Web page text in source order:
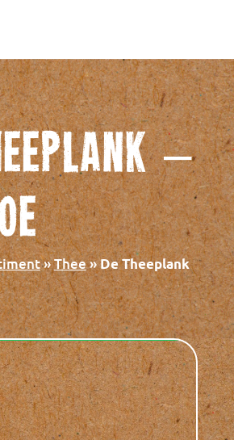
–
»Thee»De Theeplank
Chocopoeder
€14,12